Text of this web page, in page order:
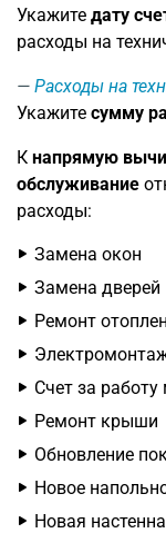
Укажите дату
расходы на
Расходы на
Укажите сумму
К напрямую
обслуживание
расходы:
Замена окон
Замена дверей
Ремонт
Счет за работу
Ремонт крыши
Обновление
Новое
Новая